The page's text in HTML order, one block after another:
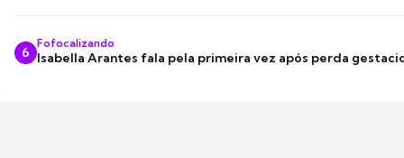
6
Fofocalizando
Isabella Arantes fala pela primeira vez após perda